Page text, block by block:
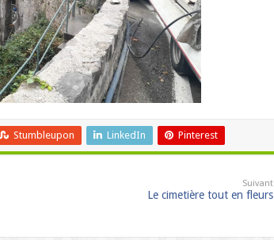
Stumbleupon LinkedIn Pinterest
Suivant
Le cimetière tout en fleurs